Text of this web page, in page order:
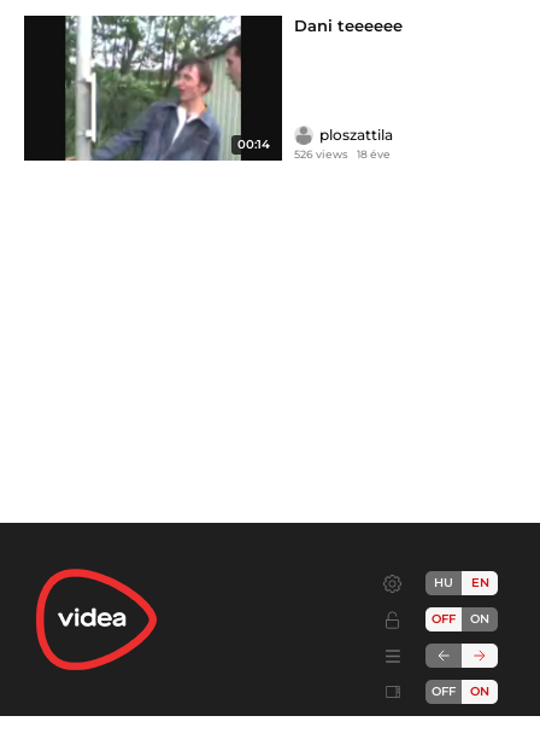
00:14
Dani teeeeee
ploszattila
526 views 18 éve
HU EN
OFF ON
OFF ON